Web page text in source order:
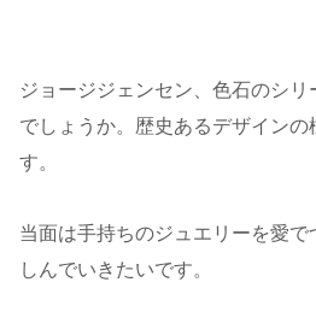
ジョージジェンセン、色石のシ
でしょうか。歴史あるデザインの
す。
当面は手持ちのジュエリーを愛
しんでいきたいです。